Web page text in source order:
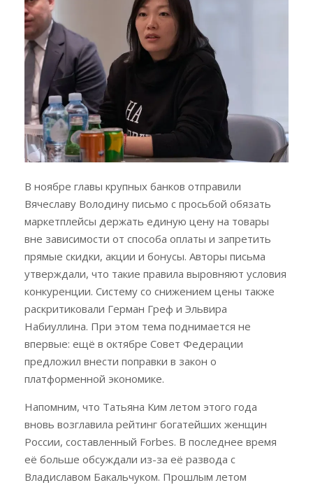
В ноябре главы крупных банков отправили
Вячеславу Володину письмо с просьбой обязать
маркетплейсы держать единую цену на товары
вне зависимости от способа оплаты и запретить
прямые скидки, акции и бонусы. Авторы письма
утверждали, что такие правила выровняют условия
конкуренции. Систему со снижением цены также
раскритиковали Герман Греф и Эльвира
Набиуллина. При этом тема поднимается не
впервые: ещё в октябре Совет Федерации
предложил внести поправки в закон о
платформенной экономике.
Напомним, что Татьяна Ким летом этого года
вновь возглавила рейтинг богатейших женщин
России, составленный Forbes. В последнее время
её больше обсуждали из-за её развода с
Владиславом Бакальчуком. Прошлым летом